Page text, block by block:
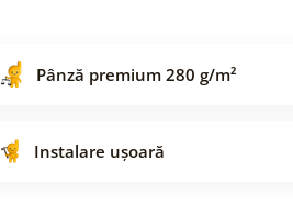
Pânză premium 280 g/m²
Instalare ușoară